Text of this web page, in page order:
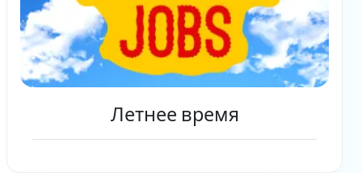
Летнее время